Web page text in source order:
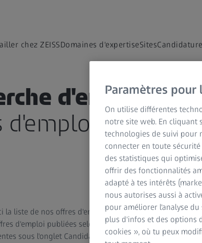
chez ZEISSDomaines d'expertiseSitesCandidature
d'emploi
d'emploi chez
la liste de nos offres d'emploi dans le monde entier.
d'emploi publiées selon vos préférences. Si vous
sous l'onglet Candidature. Postulez dès maintenant
Paramètres
On utilise différentes
notre site web. En cliquant
technologies de suivi pour
connecter en toute
des statistiques qui
offrir des fonctionnalités
adapté à tes intérêts
nous autorises aussi à
pour améliorer l'analyse
plus d'infos et des options
cookies », où tu peux